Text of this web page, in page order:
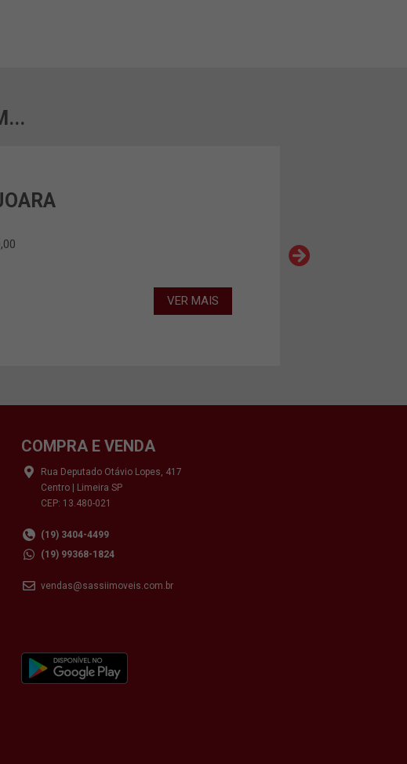
VER MAIS
COMPRA E VENDA
Rua Deputado Otávio Lopes, 417
Centro | Limeira SP
CEP: 13.480-021
(19) 3404-4499
(19) 99368-1824
vendas@sassiimoveis.com.br